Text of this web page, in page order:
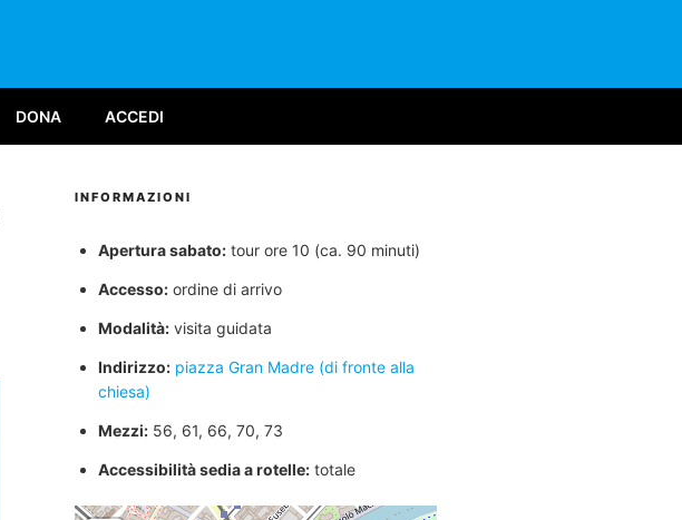
DONA ACCEDI
INFORMAZIONI
Apertura sabato:tour ore 10 (ca. 90 minuti)
Accesso:ordine di arrivo
Modalità:visita guidata
Indirizzo: piazza Gran Madre (di fronte alla
chiesa)
Mezzi:56, 61, 66, 70, 73
Accessibilità sedia a rotelle:totale